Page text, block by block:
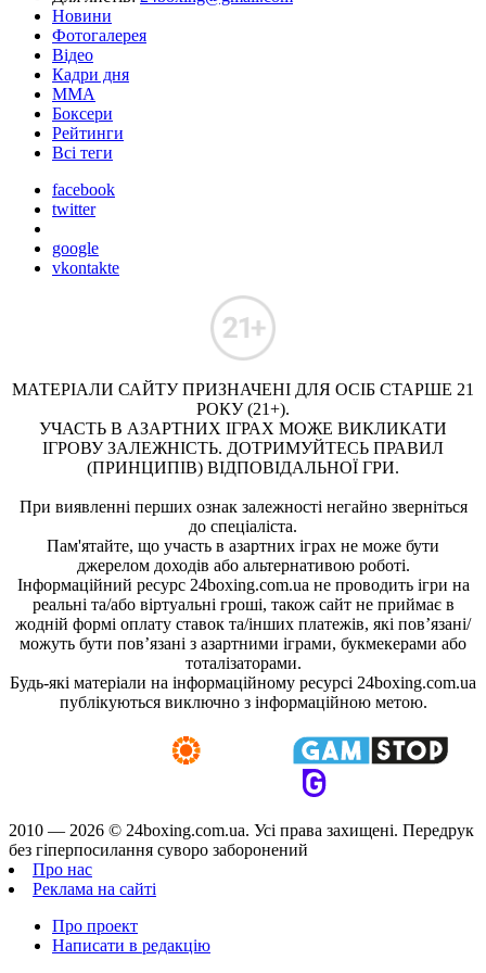
Новини
Фотогалерея
Відео
Кадри дня
ММА
Боксери
Рейтинги
Всі теги
facebook
twitter
google
vkontakte
МАТЕРІАЛИ САЙТУ ПРИЗНАЧЕНІ ДЛЯ ОСІБ СТАРШЕ 21
РОКУ (21+).
УЧАСТЬ В АЗАРТНИХ ІГРАХ МОЖЕ ВИКЛИКАТИ
ІГРОВУ ЗАЛЕЖНІСТЬ. ДОТРИМУЙТЕСЬ ПРАВИЛ
(ПРИНЦИПІВ) ВІДПОВІДАЛЬНОЇ ГРИ.
При виявленні перших ознак залежності негайно зверніться
до спеціаліста.
Пам'ятайте, що участь в азартних іграх не може бути
джерелом доходів або альтернативою роботі.
Інформаційний ресурс 24boxing.com.ua не проводить ігри на
реальні та/або віртуальні гроші, також сайт не приймає в
жодній формі оплату ставок та/інших платежів, які пов’язані/
можуть бути пов’язані з азартними іграми, букмекерами або
тоталізаторами.
Будь-які матеріали на інформаційному ресурсі 24boxing.com.ua
публікуються виключно з інформаційною метою.
2010 — 2026 © 24boxing.com.ua. Усi права захищенi. Передрук
без гіперпосилання суворо заборонений
Про нас
Реклама на сайті
Про проект
Написати в редакцію